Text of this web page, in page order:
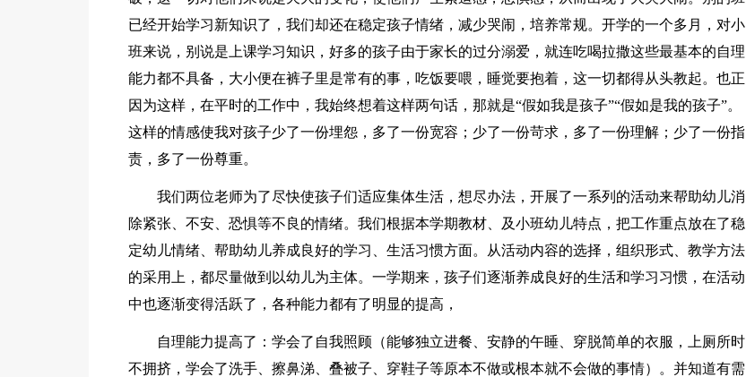
已经开始学习新知识了，我们却还在稳定孩子情绪，减少哭闹，培养常规。开学的一个多月，对小
班来说，别说是上课学习知识，好多的孩子由于家长的过分溺爱，就连吃喝拉撒这些最基本的自理
能力都不具备，大小便在裤子里是常有的事，吃饭要喂，睡觉要抱着，这一切都得从头教起。也正
因为这样，在平时的工作中，我始终想着这样两句话，那就是“假如我是孩子”“假如是我的孩子”。
这样的情感使我对孩子少了一份埋怨，多了一份宽容；少了一份苛求，多了一份理解；少了一份指
责，多了一份尊重。
我们两位老师为了尽快使孩子们适应集体生活，想尽办法，开展了一系列的活动来帮助幼儿消
除紧张、不安、恐惧等不良的情绪。我们根据本学期教材、及小班幼儿特点，把工作重点放在了稳
定幼儿情绪、帮助幼儿养成良好的学习、生活习惯方面。从活动内容的选择，组织形式、教学方法
的采用上，都尽量做到以幼儿为主体。一学期来，孩子们逐渐养成良好的生活和学习习惯，在活动
中也逐渐变得活跃了，各种能力都有了明显的提高，
自理能力提高了：学会了自我照顾（能够独立进餐、安静的午睡、穿脱简单的衣服，上厕所时
不拥挤，学会了洗手、擦鼻涕、叠被子、穿鞋子等原本不做或根本就不会做的事情）。并知道有需